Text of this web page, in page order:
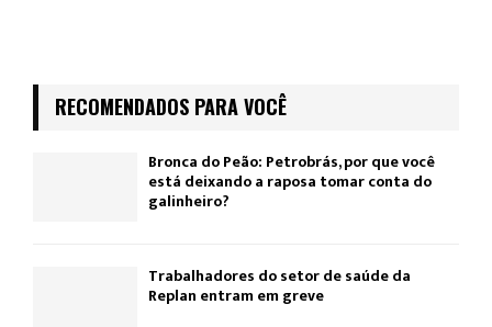
RECOMENDADOS PARA VOCÊ
Bronca do Peão: Petrobrás, por que você
está deixando a raposa tomar conta do
galinheiro?
Trabalhadores do setor de saúde da
Replan entram em greve